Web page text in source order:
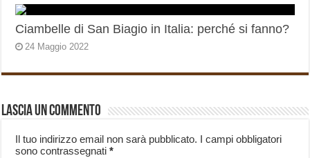
Ciambelle di San Biagio in Italia: perché si fanno?
24 Maggio 2022
Lascia un commento
Il tuo indirizzo email non sarà pubblicato. I campi obbligatori
sono contrassegnati*